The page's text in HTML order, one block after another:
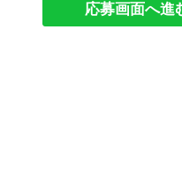
応募画面へ進